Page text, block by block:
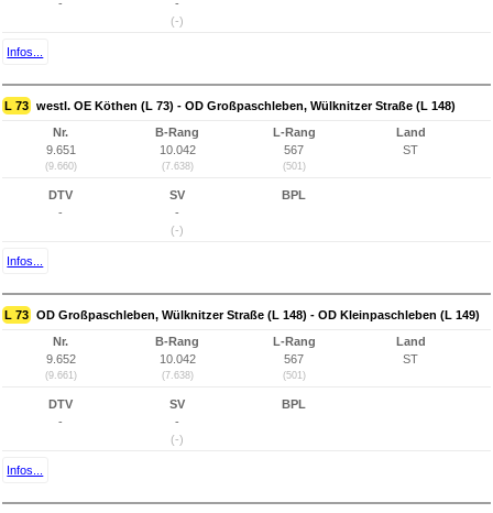
-
-
(-)
Infos...
L 73 westl. OE Köthen (L 73) - OD Großpaschleben, Wülknitzer Straße (L 148)
Nr.
9.651
(9.660)
B-Rang
10.042
(7.638)
L-Rang
567
(501)
Land
ST
DTV
-
SV
-
(-)
BPL
Infos...
L 73 OD Großpaschleben, Wülknitzer Straße (L 148) - OD Kleinpaschleben (L 149)
Nr.
9.652
(9.661)
B-Rang
10.042
(7.638)
L-Rang
567
(501)
Land
ST
DTV
-
SV
-
(-)
BPL
Infos...